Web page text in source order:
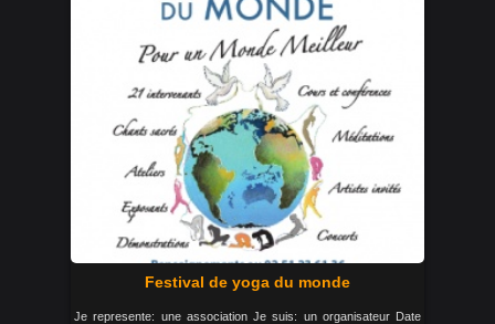
Festival de yoga du monde
Je represente: une association Je suis: un organisateur Date